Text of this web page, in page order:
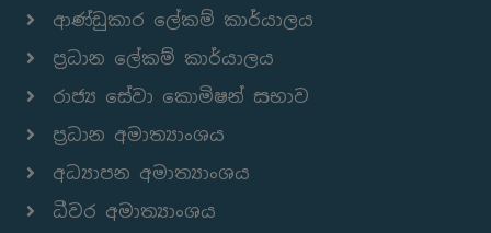
ආණ්ඩුකාර ලේකම් කාර්යාලය
ප්‍රධාන ලේකම් කාර්යාලය
රාජ්‍ය සේවා කොමිෂන් සභාව
ප්‍රධාන අමාත්‍යාංශය
අධ්‍යාපන අමාත්‍යාංශය
ධීවර අමාත්‍යාංශය